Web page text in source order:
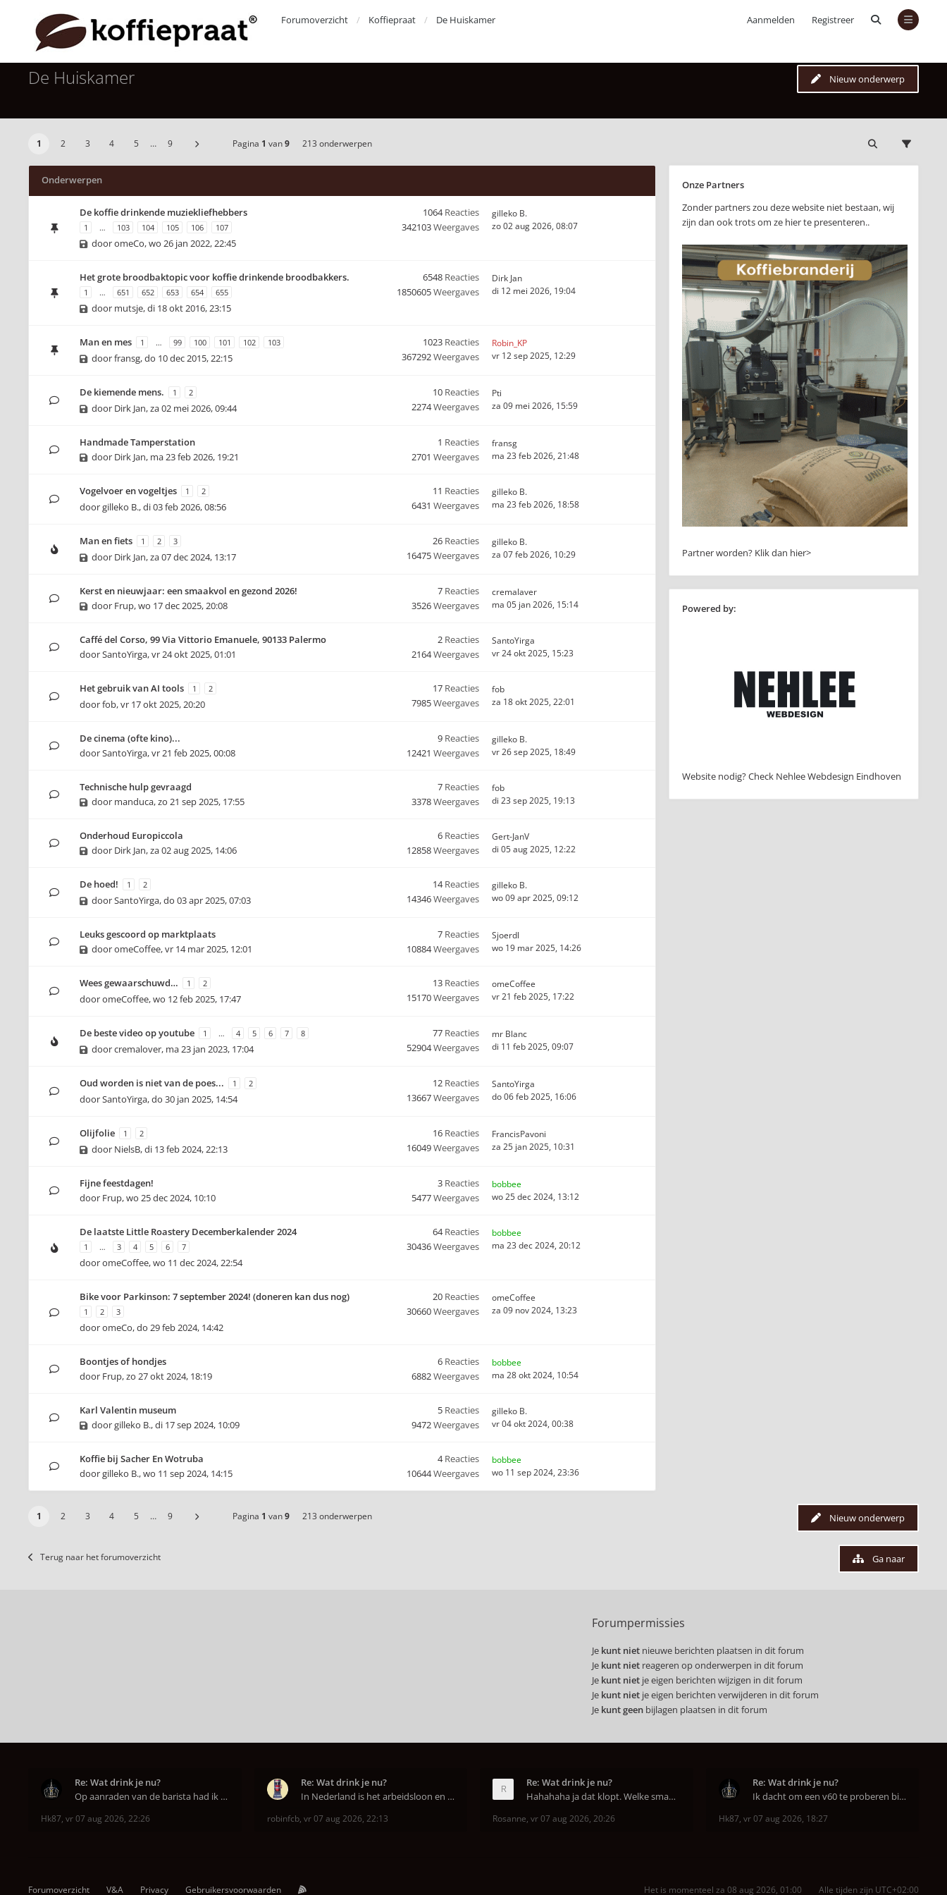
Aanmelden Registreer
Forumoverzicht Koffiepraat De Huiskamer
De Huiskamer Nieuw onderwerp
1 2 3 4 5 … 9 Pagina 1 van9 213 onderwerpen
Onderwerpen
De koffie drinkende muziekliefhebbers
1 … 103 104 105 106 107
dooromeCo,wo 26 jan 2022, 22:45
1064Reacties
342103Weergaves
gilleko B.
zo 02 aug 2026, 08:07
Het grote broodbaktopic voor koffie drinkende broodbakkers.
1 … 651 652 653 654 655
door mutsje,di 18 okt 2016, 23:15
6548 Reacties
1850605Weergaves
Dirk Jan
di 12 mei 2026, 19:04
Man en mes 1 … 99 100 101 102 103
doorfransg,do 10 dec 2015, 22:15
1023 Reacties
367292Weergaves
Robin_KP
vr 12 sep 2025, 12:29
De kiemende mens. 1 2
door Dirk Jan,za 02 mei 2026, 09:44
10 Reacties
2274Weergaves
Pti
za 09 mei 2026, 15:59
Handmade Tamperstation
door Dirk Jan, ma 23 feb 2026, 19:21
1 Reacties
2701 Weergaves
fransg
ma 23 feb 2026, 21:48
Vogelvoer en vogeltjes 1 2
doorgilleko B.,di 03 feb 2026, 08:56
11 Reacties
6431 Weergaves
gilleko B.
ma 23 feb 2026, 18:58
Man en fiets 1 2 3
door Dirk Jan,za 07 dec 2024, 13:17
26 Reacties
16475Weergaves
gilleko B.
za 07 feb 2026, 10:29
Kerst en nieuwjaar: een smaakvol en gezond 2026!
door Frup,wo 17 dec 2025, 20:08
7 Reacties
3526Weergaves
cremalaver
ma 05 jan 2026, 15:14
Caffé del Corso, 99 Via Vittorio Emanuele, 90133 Palermo
doorSantoYirga,vr 24 okt 2025, 01:01
2 Reacties
2164Weergaves
SantoYirga
vr 24 okt 2025, 15:23
Het gebruik van AI tools 1 2
doorfob,vr 17 okt 2025, 20:20
17 Reacties
7985Weergaves
fob
za 18 okt 2025, 22:01
De cinema (ofte kino)...
doorSantoYirga,vr 21 feb 2025, 00:08
9 Reacties
12421 Weergaves
gilleko B.
vr 26 sep 2025, 18:49
Technische hulp gevraagd
door manduca,zo 21 sep 2025, 17:55
7 Reacties
3378Weergaves
fob
di 23 sep 2025, 19:13
Onderhoud Europiccola
door Dirk Jan,za 02 aug 2025, 14:06
6 Reacties
12858Weergaves
Gert-JanV
di 05 aug 2025, 12:22
De hoed! 1 2
doorSantoYirga,do 03 apr 2025, 07:03
14Reacties
14346Weergaves
gilleko B.
wo 09 apr 2025, 09:12
Leuks gescoord op marktplaats
dooromeCoffee,vr 14 mar 2025, 12:01
7 Reacties
10884Weergaves
Sjoerdl
wo 19 mar 2025, 14:26
Wees gewaarschuwd… 1 2
dooromeCoffee,wo 12 feb 2025, 17:47
13 Reacties
15170Weergaves
omeCoffee
vr 21 feb 2025, 17:22
De beste video op youtube 1 … 4 5 6 7 8
doorcremalover, ma 23 jan 2023, 17:04
77 Reacties
52904Weergaves
mr Blanc
di 11 feb 2025, 09:07
Oud worden is niet van de poes... 1 2
doorSantoYirga,do 30 jan 2025, 14:54
12 Reacties
13667Weergaves
SantoYirga
do 06 feb 2025, 16:06
Olijfolie 1 2
door NielsB,di 13 feb 2024, 22:13
16 Reacties
16049Weergaves
FrancisPavoni
za 25 jan 2025, 10:31
Fijne feestdagen!
door Frup,wo 25 dec 2024, 10:10
3 Reacties
5477Weergaves
bobbee
wo 25 dec 2024, 13:12
De laatste Little Roastery Decemberkalender 2024
1 … 3 4 5 6 7
dooromeCoffee,wo 11 dec 2024, 22:54
64Reacties
30436Weergaves
bobbee
ma 23 dec 2024, 20:12
Bike voor Parkinson: 7 september 2024! (doneren kan dus nog)
1 2 3
dooromeCo,do 29 feb 2024, 14:42
20 Reacties
30660Weergaves
omeCoffee
za 09 nov 2024, 13:23
Boontjes of hondjes
door Frup,zo 27 okt 2024, 18:19
6 Reacties
6882Weergaves
bobbee
ma 28 okt 2024, 10:54
Karl Valentin museum
doorgilleko B.,di 17 sep 2024, 10:09
5 Reacties
9472Weergaves
gilleko B.
vr 04 okt 2024, 00:38
Koffie bij Sacher En Wotruba
doorgilleko B.,wo 11 sep 2024, 14:15
4Reacties
10644Weergaves
bobbee
wo 11 sep 2024, 23:36
Onze Partners
Zonder partners zou deze website niet bestaan, wij
zijn dan ook trots om ze hier te presenteren..
Partner worden? Klik dan hier>
Powered by:
Website nodig? Check Nehlee Webdesign Eindhoven
Nieuw onderwerp
1 2 3 4 5 … 9 Pagina 1 van9 213 onderwerpen
Terug naar het forumoverzicht Ga naar
Forumpermissies
Je kunt niet nieuwe berichten plaatsen in dit forum
Je kunt niet reageren op onderwerpen in dit forum
Je kunt niet je eigen berichten wijzigen in dit forum
Je kunt niet je eigen berichten verwijderen in dit forum
Je kunt geen bijlagen plaatsen in dit forum
Re: Wat drink je nu?
Op aanraden van de barista had ik Purple Rain maa
Hk87, vr 07 aug 2026, 22:26
Re: Wat drink je nu?
In Nederland is het arbeidsloon en de winkelhuur o
robinfcb, vr 07 aug 2026, 22:13
Re: Wat drink je nu?
Hahahaha ja dat klopt. Welke smaak had je?? Ben
Rosanne, vr 07 aug 2026, 20:26
Re: Wat drink je nu?
Ik dacht om een v60 te proberen bij DAK in Amsterd
Hk87, vr 07 aug 2026, 18:27
Forumoverzicht V&A Privacy Gebruikersvoorwaarden Alle tijden zijn UTC+02:00
Het is momenteel za 08 aug 2026, 01:00